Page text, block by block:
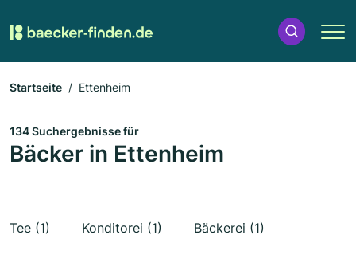
Startseite Ettenheim
134 Suchergebnisse für
Bäcker in Ettenheim
Tee (1) Konditorei (1) Bäckerei (1)